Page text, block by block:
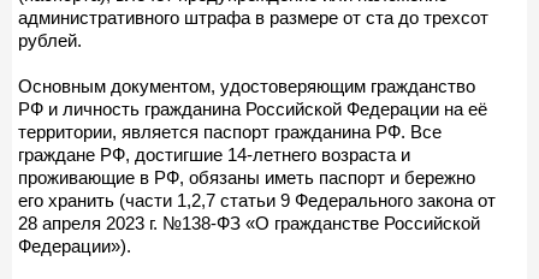
административного штрафа в размере от ста до трехсот
рублей.
Основным документом, удостоверяющим гражданство
РФ и личность гражданина Российской Федерации на её
территории, является паспорт гражданина РФ. Все
граждане РФ, достигшие 14-летнего возраста и
проживающие в РФ, обязаны иметь паспорт и бережно
его хранить (части 1,2,7 статьи 9 Федерального закона от
28 апреля 2023 г. №138-ФЗ «О гражданстве Российской
Федерации»).